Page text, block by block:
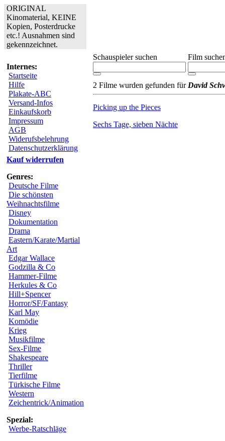
ORIGINAL
Kinomaterial, KEINE
Kopien, Posterdrucke
etc.! Ausnahmen sind
gekennzeichnet.
Internes:
Startseite
Hilfe
Plakate-ABC
Versand-Infos
Einkaufskorb
Impressum
AGB
Widerufsbelehrung
Datenschutzerklärung
Kauf widerrufen
Genres:
Deutsche Filme
Die schönsten
Weihnachtsfilme
Disney
Dokumentation
Drama
Eastern/Karate/Martial
Art
Edgar Wallace
Godzilla & Co
Hammer-Filme
Herkules & Co
Hill+Spencer
Horror/SF/Fantasy
Karl May
Komödie
Krieg
Musikfilme
Sex-Filme
Shakespeare
Thriller
Tierfilme
Türkische Filme
Western
Zeichentrick/Animation
Spezial:
Werbe-Ratschläge
Schauspieler suchen Film
2 Filme wurden gefunden für David
Picking up the Pieces
Sechs Tage, sieben Nächte